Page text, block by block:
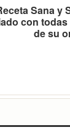
Sana y
con
de su